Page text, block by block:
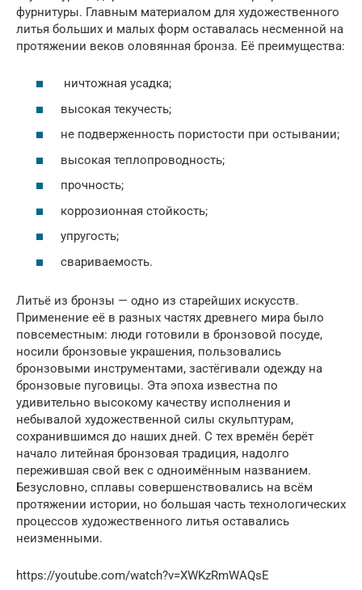
фурнитуры. Главным материалом для художественного
литья больших и малых форм оставалась несменной на
протяжении веков оловянная бронза. Её преимущества:
ничтожная усадка;
высокая текучесть;
не подверженность пористости при остывании;
высокая теплопроводность;
прочность;
коррозионная стойкость;
упругость;
свариваемость.
Литьё из бронзы — одно из старейших искусств.
Применение её в разных частях древнего мира было
повсеместным: люди готовили в бронзовой посуде,
носили бронзовые украшения, пользовались
бронзовыми инструментами, застёгивали одежду на
бронзовые пуговицы. Эта эпоха известна по
удивительно высокому качеству исполнения и
небывалой художественной силы скульптурам,
сохранившимся до наших дней. С тех времён берёт
начало литейная бронзовая традиция, надолго
пережившая свой век с одноимённым названием.
Безусловно, сплавы совершенствовались на всём
протяжении истории, но большая часть технологических
процессов художественного литья оставались
неизменными.
https://youtube.com/watch?v=XWKzRmWAQsE